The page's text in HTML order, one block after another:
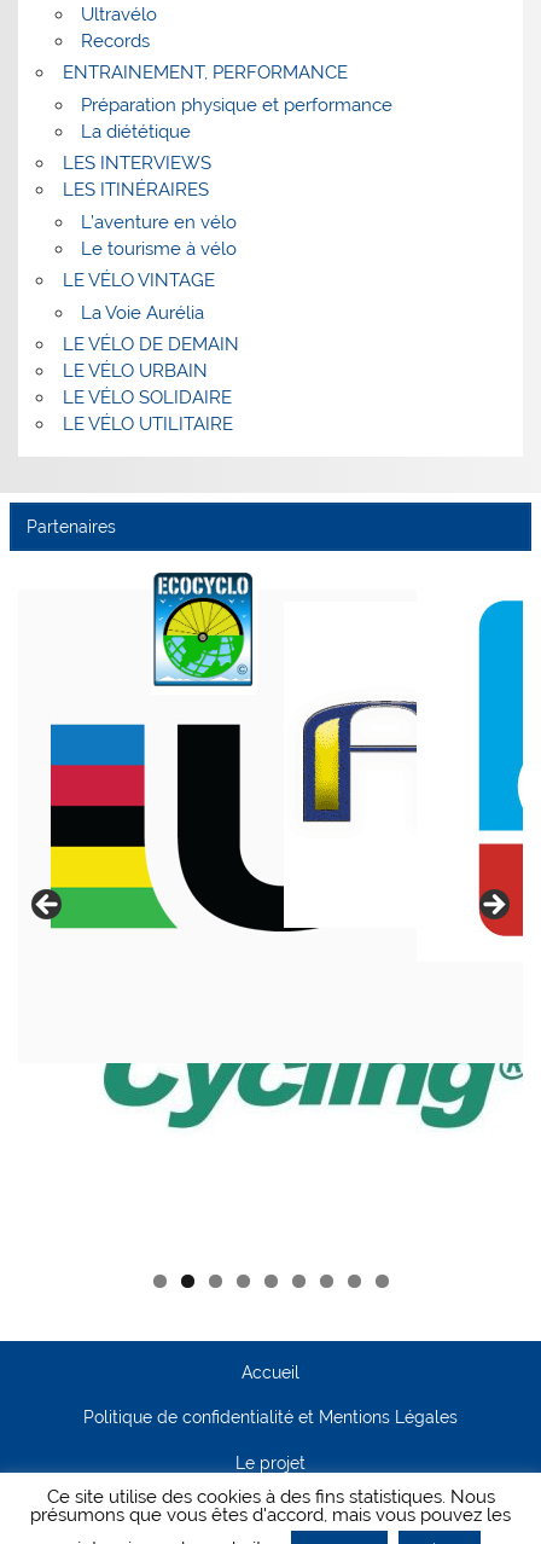
Ultravélo
Records
ENTRAINEMENT, PERFORMANCE
Préparation physique et performance
La diététique
LES INTERVIEWS
LES ITINÉRAIRES
L’aventure en vélo
Le tourisme à vélo
LE VÉLO VINTAGE
La Voie Aurélia
LE VÉLO DE DEMAIN
LE VÉLO URBAIN
LE VÉLO SOLIDAIRE
LE VÉLO UTILITAIRE
Partenaires
Accueil
Politique de confidentialité et Mentions Légales
Le projet
Contact
Ce site utilise des cookies à des fins statistiques. Nous
présumons que vous êtes d'accord, mais vous pouvez les